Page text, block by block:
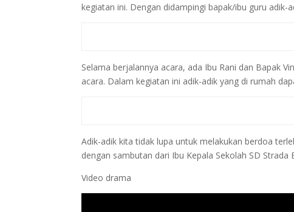
kegiatan ini. Dengan didampingi bapak/ibu guru adik-
Selama berjalannya acara, ada Ibu Rani dan Bapak
acara. Dalam kegiatan ini adik-adik yang di rumah
Adik-adik kita tidak lupa untuk melakukan berdoa
dengan sambutan dari Ibu Kepala Sekolah SD
Video drama